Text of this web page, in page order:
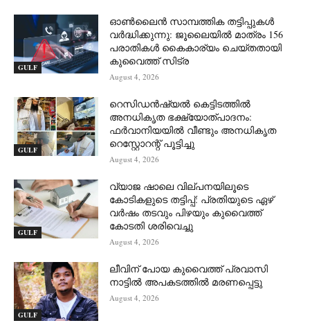
GULF
ഓൺലൈൻ സാമ്പത്തിക തട്ടിപ്പുകൾ
വർദ്ധിക്കുന്നു: ജൂലൈയിൽ മാത്രം 156
പരാതികൾ കൈകാര്യം ചെയ്തതായി
കുവൈത്ത് സിട്ര
August 4, 2026
GULF
റെസിഡൻഷ്യൽ കെട്ടിടത്തിൽ
അനധികൃത ഭക്ഷ്യോത്പാദനം:
ഫർവാനിയയിൽ വീണ്ടും അനധികൃത
റെസ്റ്റോറന്റ് പൂട്ടിച്ചു
August 4, 2026
GULF
വ്യാജ ഷാലെ വില്പനയിലൂടെ
കോടികളുടെ തട്ടിപ്പ്: പ്രതിയുടെ ഏഴ്
വർഷം തടവും പിഴയും കുവൈത്ത്
കോടതി ശരിവെച്ചു
August 4, 2026
GULF
ലീവിന് പോയ കുവൈത്ത് പ്രവാസി
നാട്ടിൽ അപകടത്തിൽ മരണപ്പെട്ടു
August 4, 2026